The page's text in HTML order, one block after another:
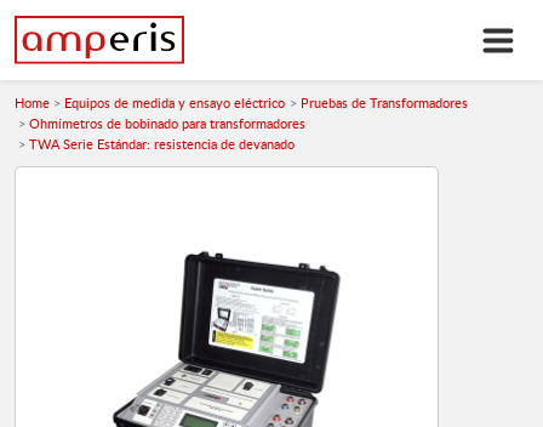
Home Equipos de medida y ensayo eléctrico
Pruebas de Transformadores
Ohmímetros de bobinado para transformadores
TWA Serie Estándar: resistencia de devanado